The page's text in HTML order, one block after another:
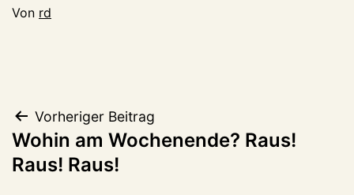
Von rd
Beitragsnavigation
Vorheriger Beitrag
Wohin am Wochenende? Raus!
Raus! Raus!